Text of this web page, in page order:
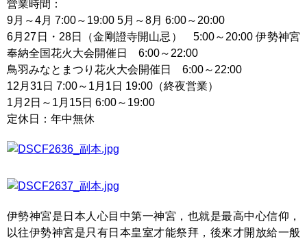
營業時間：
9月～4月 7:00～19:00 5月～8月 6:00～20:00
6月27日・28日（金剛證寺開山忌） 5:00～20:00 伊勢神宮
奉納全国花火大会開催日 6:00～22:00
鳥羽みなとまつり花火大会開催日 6:00～22:00
12月31日 7:00～1月1日 19:00（終夜営業）
1月2日～1月15日 6:00～19:00
定休日：年中無休
伊勢神宮是日本人心目中第一神宮，也就是最高中心信仰，
以往伊勢神宮是只有日本皇室才能祭拜，後來才開放給一般